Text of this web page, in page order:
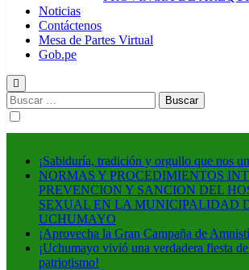
Noticias
Contáctenos
Mesa de Partes Virtual
Gob.pe
Buscar:
¡Sabiduría, tradición y orgullo que nos
NORMAS Y PROCEDIMIENTOS
PREVENCION Y SANCION DEL
SEXUAL EN LA MUNICIPALIDAD
UCHUMAYO
¡Aprovecha la Gran Campaña de
¡Uchumayo vivió una verdadera fiesta
patriotismo!